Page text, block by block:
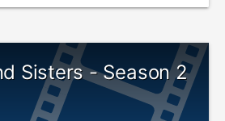
Sisters - Season 2